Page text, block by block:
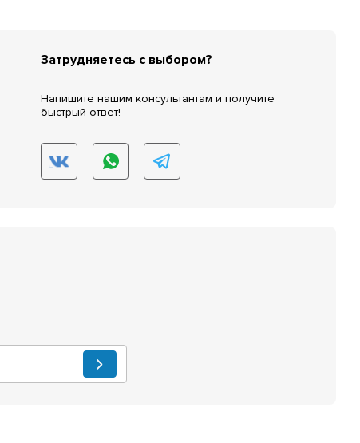
Затрудняетесь с выбором?
Напишите нашим консультантам и получите
быстрый ответ!